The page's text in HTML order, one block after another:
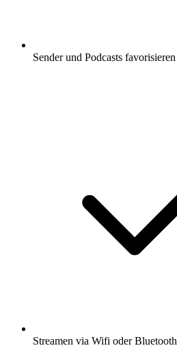
Sender und Podcasts favorisieren
Streamen via Wifi oder Bluetooth